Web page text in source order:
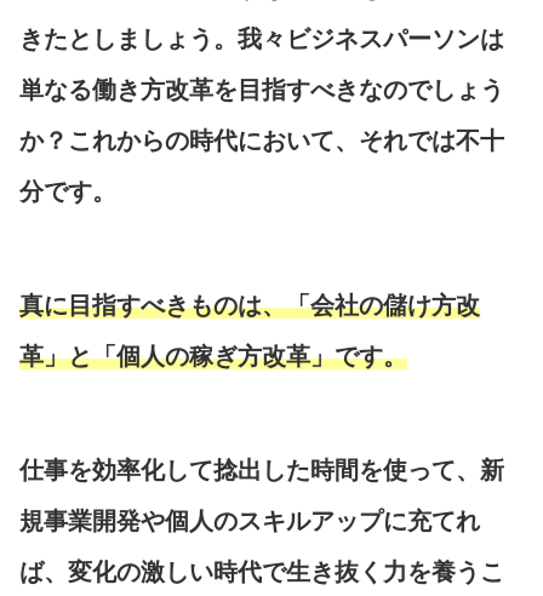
きたとしましょう。我々ビジネスパーソンは
単なる働き方改革を目指すべきなのでしょう
か？これからの時代において、それでは不十
分です。
真に目指すべきものは、「会社の儲け方改
革」と「個人の稼ぎ方改革」です。
仕事を効率化して捻出した時間を使って、新
規事業開発や個人のスキルアップに充てれ
ば、変化の激しい時代で生き抜く力を養うこ